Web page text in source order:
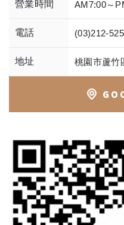
營業時間 AM7:00～
電話 (03)212-
地址 桃園市蘆竹